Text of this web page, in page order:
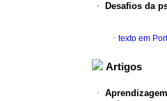
· Desafios da
· texto em
Artigos
·